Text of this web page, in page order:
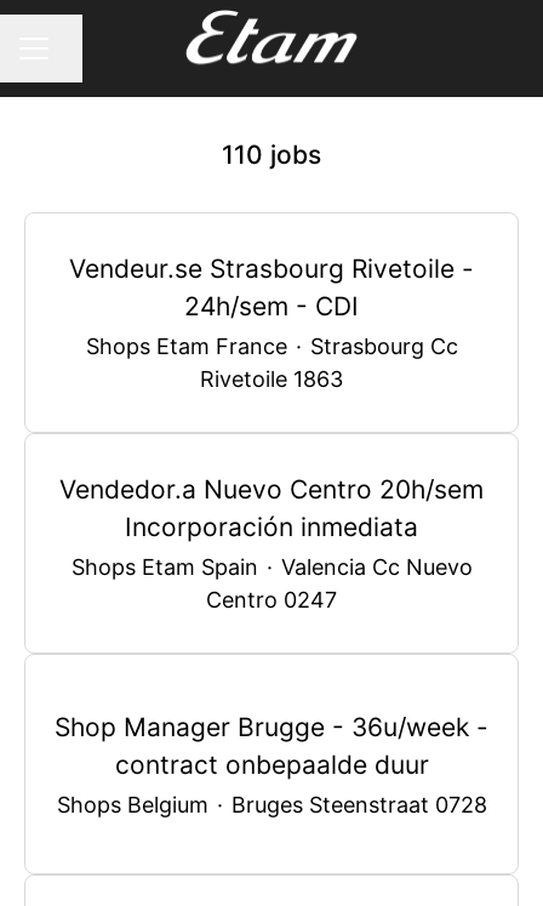
110 jobs
Vendeur.se Strasbourg Rivetoile -
24h/sem - CDI
Shops Etam France · Strasbourg Cc
Rivetoile 1863
Vendedor.a Nuevo Centro 20h/sem
Incorporación inmediata
Shops Etam Spain · Valencia Cc Nuevo
Centro 0247
Shop Manager Brugge - 36u/week -
contract onbepaalde duur
Shops Belgium · Bruges Steenstraat 0728